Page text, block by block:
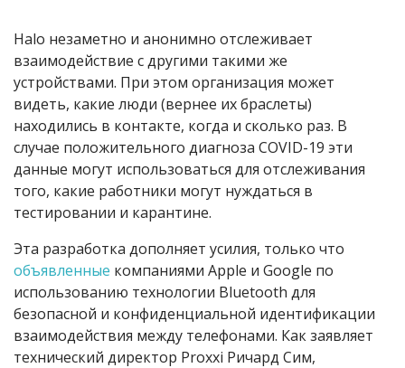
Halo незаметно и анонимно отслеживает
взаимодействие с другими такими же
устройствами. При этом организация может
видеть, какие люди (вернее их браслеты)
находились в контакте, когда и сколько раз. В
случае положительного диагноза COVID-19 эти
данные могут использоваться для отслеживания
того, какие работники могут нуждаться в
тестировании и карантине.
Эта разработка дополняет усилия, только что
объявленные компаниями Apple и Google по
использованию технологии Bluetooth для
безопасной и конфиденциальной идентификации
взаимодействия между телефонами. Как заявляет
технический директор Proxxi Ричард Сим,